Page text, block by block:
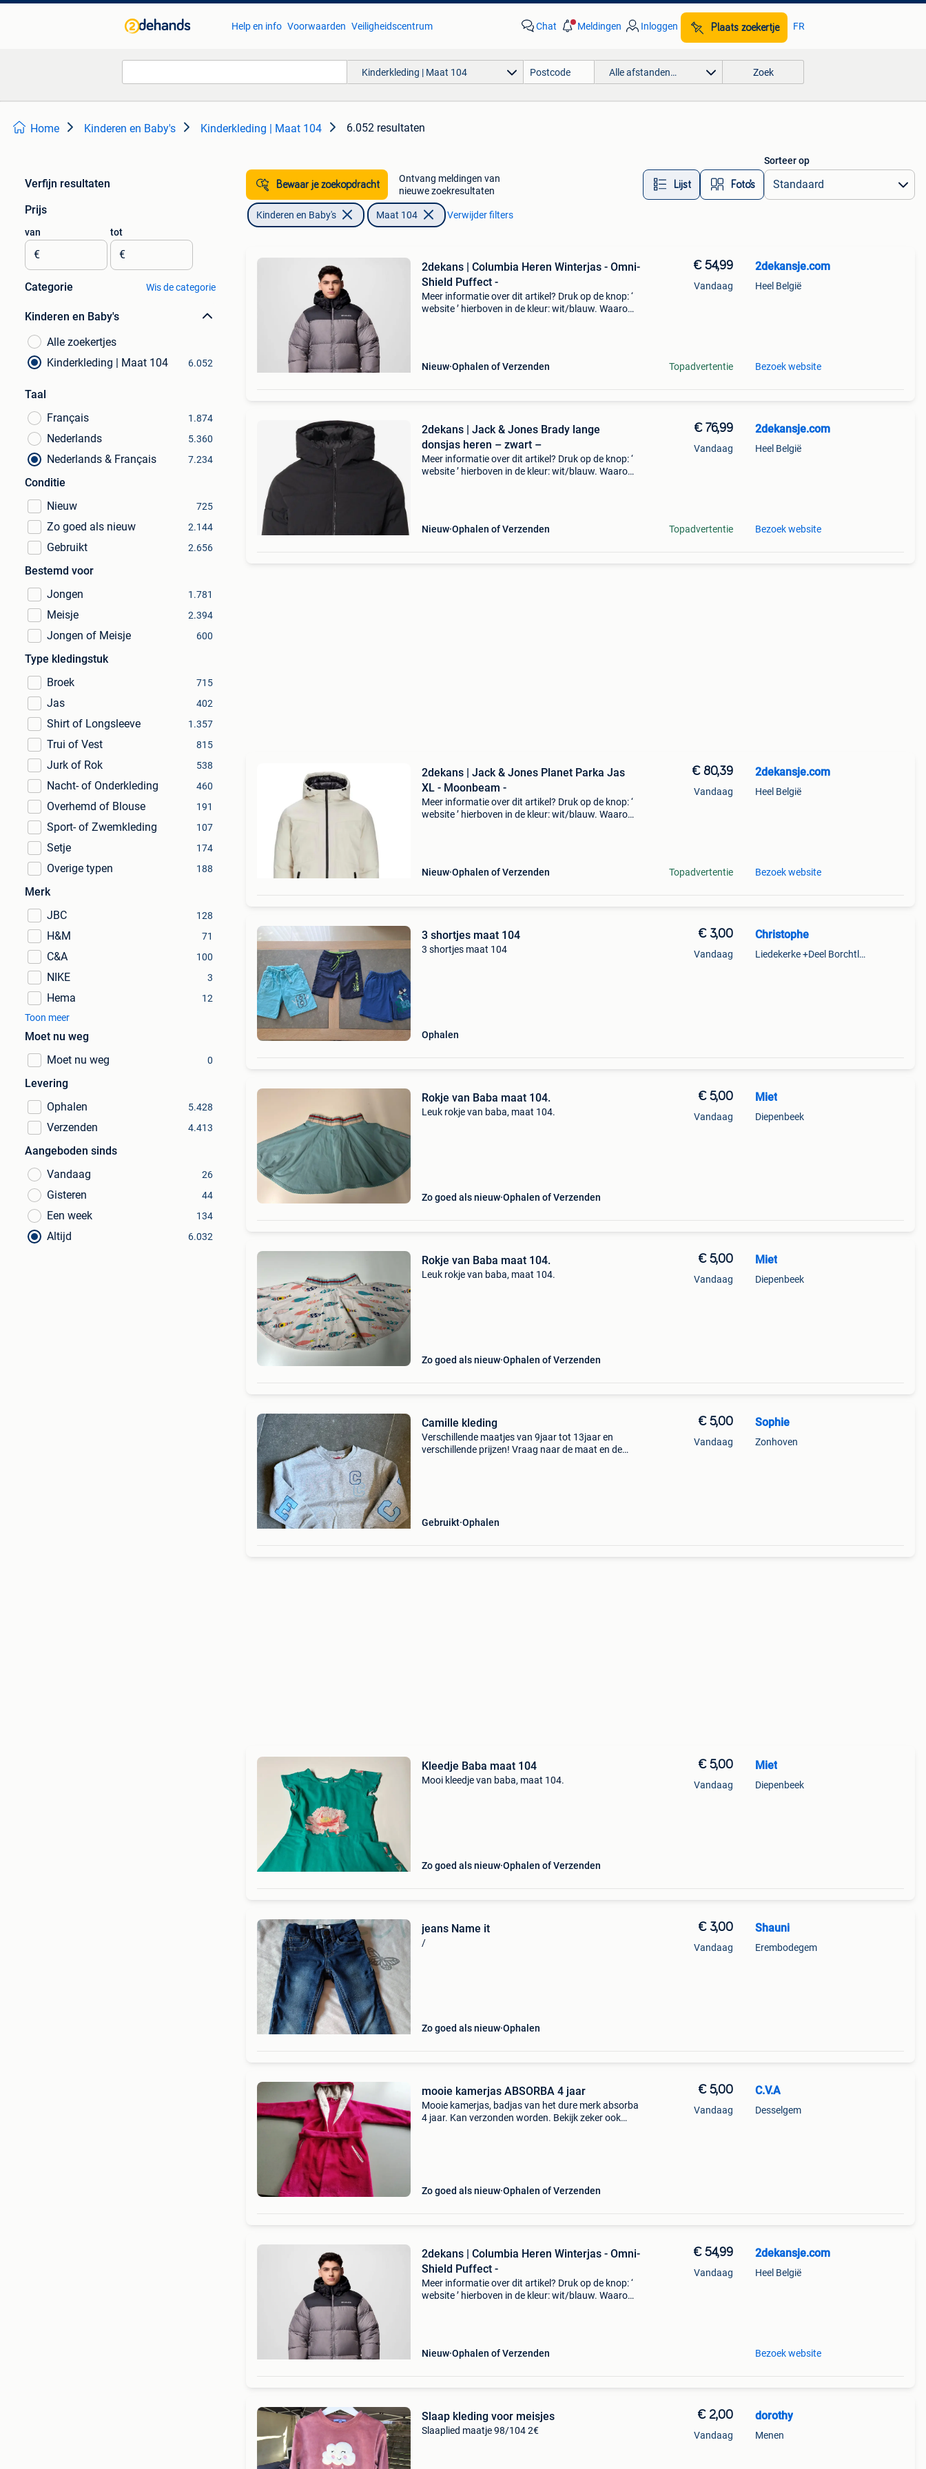
Help en info Voorwaarden Veiligheidscentrum Chat Meldingen Inloggen Plaats zoekertje FR
Kinderkleding | Maat 104 Alle afstanden… Zoek
Home Kinderen en Baby's Kinderkleding | Maat 104 6.052 resultaten
Verfijn resultaten
Prijs
van
€
tot
€
Categorie Wis de categorie
Kinderen en Baby's
Alle zoekertjes
Kinderkleding | Maat 104
6.052
Taal
Français
1.874
Nederlands 5.360
Nederlands & Français 7.234
Conditie
Nieuw
725
Zo goed als nieuw 2.144
Gebruikt 2.656
Bestemd voor
Jongen
1.781
Meisje 2.394
Jongen of Meisje 600
Type kledingstuk
Broek
715
Jas 402
Shirt of Longsleeve 1.357
Trui of Vest 815
Jurk of Rok 538
Nacht- of Onderkleding 460
Overhemd of Blouse 191
Sport- of Zwemkleding 107
Setje 174
Overige typen 188
Merk
JBC
128
H&M 71
C&A 100
NIKE 3
Hema
12
Toon meer
Moet nu weg
Moet nu weg
0
Levering
Ophalen
5.428
Verzenden 4.413
Aangeboden sinds
Vandaag
26
Gisteren 44
Een week 134
Altijd 6.032
Bewaar je zoekopdracht
Ontvang meldingen van
nieuwe zoekresultaten
Lijst Foto’s
Sorteer op
Kinderen en Baby's Maat 104 Verwijder filters
2dekans | Columbia Heren Winterjas - Omni-
Shield Puffect -
Meer informatie over dit artikel? Druk op de knop: ‘
website ’ hierboven in de kleur: wit/blauw. Waarom
Nieuw Ophalen of Verzenden
€ 54,99
Vandaag
Topadvertentie
2dekansje.com
Heel België
Bezoek website
2dekans | Jack & Jones Brady lange
donsjas heren – zwart –
Meer informatie over dit artikel? Druk op de knop: ‘
website ’ hierboven in de kleur: wit/blauw. Waarom
Nieuw Ophalen of Verzenden
€ 76,99
Vandaag
Topadvertentie
2dekansje.com
Heel België
Bezoek website
2dekans | Jack & Jones Planet Parka Jas
XL - Moonbeam -
Meer informatie over dit artikel? Druk op de knop: ‘
website ’ hierboven in de kleur: wit/blauw. Waarom
Nieuw Ophalen of Verzenden
€ 80,39
Vandaag
Topadvertentie
2dekansje.com
Heel België
Bezoek website
3 shortjes maat 104
3 shortjes maat 104
Ophalen
€ 3,00
Vandaag
Christophe
Liedekerke +Deel Borchtlombeek
Rokje van Baba maat 104.
Leuk rokje van baba, maat 104.
Zo goed als nieuw Ophalen of Verzenden
€ 5,00
Vandaag
Miet
Diepenbeek
Rokje van Baba maat 104.
Leuk rokje van baba, maat 104.
Zo goed als nieuw Ophalen of Verzenden
€ 5,00
Vandaag
Miet
Diepenbeek
Camille kleding
Verschillende maatjes van 9jaar tot 13jaar en
verschillende prijzen! Vraag naar de maat en de
Gebruikt Ophalen
€ 5,00
Vandaag
Sophie
Zonhoven
Kleedje Baba maat 104
Mooi kleedje van baba, maat 104.
Zo goed als nieuw Ophalen of Verzenden
€ 5,00
Vandaag
Miet
Diepenbeek
jeans Name it
/
Zo goed als nieuw Ophalen
€ 3,00
Vandaag
Shauni
Erembodegem
mooie kamerjas ABSORBA 4 jaar
Mooie kamerjas, badjas van het dure merk absorba
4 jaar. Kan verzonden worden. Bekijk zeker ook
Zo goed als nieuw Ophalen of Verzenden
€ 5,00
Vandaag
C.V.A
Desselgem
2dekans | Columbia Heren Winterjas - Omni-
Shield Puffect -
Meer informatie over dit artikel? Druk op de knop: ‘
website ’ hierboven in de kleur: wit/blauw. Waarom
Nieuw Ophalen of Verzenden
€ 54,99
Vandaag
2dekansje.com
Heel België
Bezoek website
Slaap kleding voor meisjes
Slaaplied maatje 98/104 2€
€ 2,00
Vandaag
dorothy
Menen